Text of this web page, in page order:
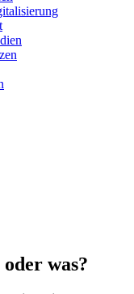
was?